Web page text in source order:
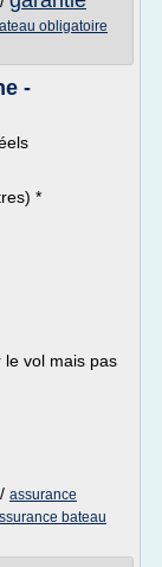
obligatoire
-
*
vol mais pas
/ assurance
bateau